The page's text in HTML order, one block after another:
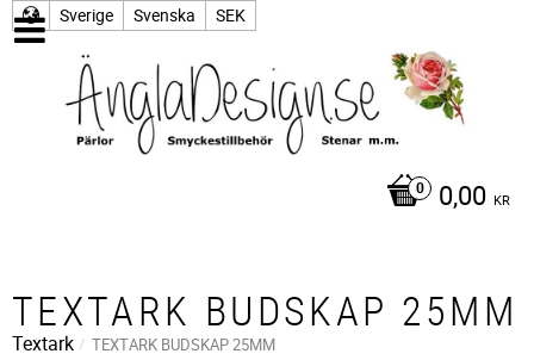
Sverige Svenska SEK
0,00 KR
TEXTARK BUDSKAP 25MM
Textark TEXTARK BUDSKAP 25MM